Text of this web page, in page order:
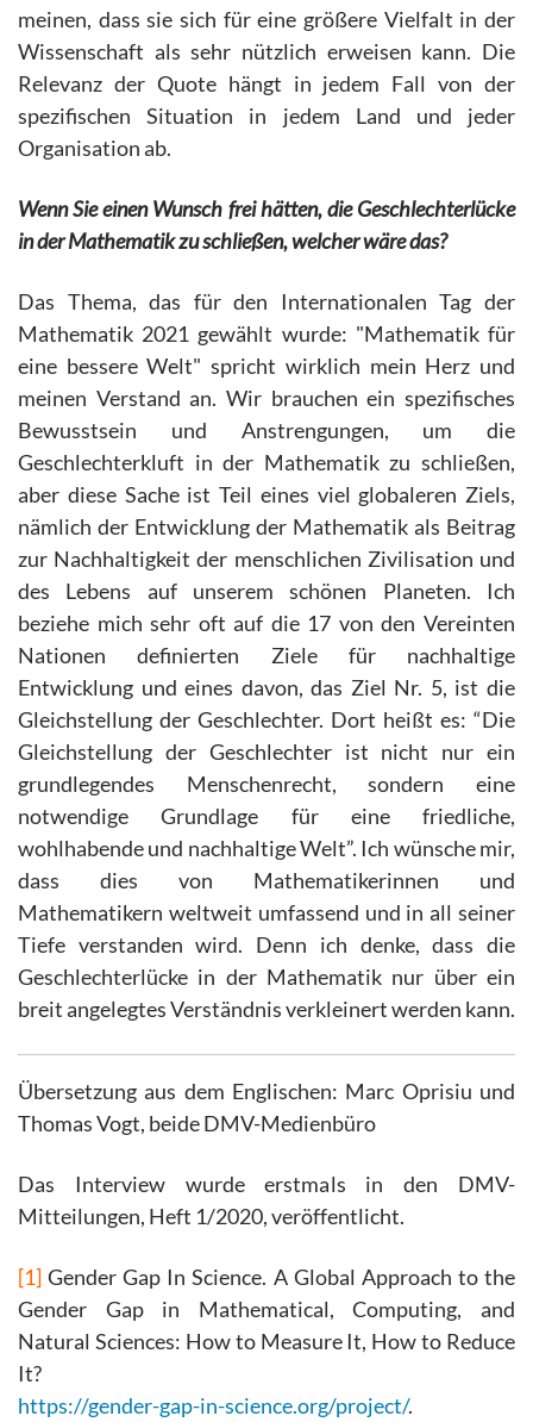
meinen, dass sie sich für eine größere Vielfalt in der
Wissenschaft als sehr nützlich erweisen kann. Die
Relevanz der Quote hängt in jedem Fall von der
spezifischen Situation in jedem Land und jeder
Organisation ab.
Wenn Sie einen Wunsch frei hätten, die Geschlechterlücke
in der Mathematik zu schließen, welcher wäre das?
Das Thema, das für den Internationalen Tag der
Mathematik 2021 gewählt wurde: "Mathematik für
eine bessere Welt" spricht wirklich mein Herz und
meinen Verstand an. Wir brauchen ein spezifisches
Bewusstsein und Anstrengungen, um die
Geschlechterkluft in der Mathematik zu schließen,
aber diese Sache ist Teil eines viel globaleren Ziels,
nämlich der Entwicklung der Mathematik als Beitrag
zur Nachhaltigkeit der menschlichen Zivilisation und
des Lebens auf unserem schönen Planeten. Ich
beziehe mich sehr oft auf die 17 von den Vereinten
Nationen definierten Ziele für nachhaltige
Entwicklung und eines davon, das Ziel Nr. 5, ist die
Gleichstellung der Geschlechter. Dort heißt es: “Die
Gleichstellung der Geschlechter ist nicht nur ein
grundlegendes Menschenrecht, sondern eine
notwendige Grundlage für eine friedliche,
wohlhabende und nachhaltige Welt”. Ich wünsche mir,
dass dies von Mathematikerinnen und
Mathematikern weltweit umfassend und in all seiner
Tiefe verstanden wird. Denn ich denke, dass die
Geschlechterlücke in der Mathematik nur über ein
breit angelegtes Verständnis verkleinert werden kann.
Übersetzung aus dem Englischen: Marc Oprisiu und
Thomas Vogt, beide DMV-Medienbüro
Das Interview wurde erstmals in den DMV-
Mitteilungen, Heft 1/2020, veröffentlicht.
[1]Gender Gap In Science. A Global Approach to the
Gender Gap in Mathematical, Computing, and
Natural Sciences: How to Measure It, How to Reduce
It?
https://gender-gap-in-science.org/project/.